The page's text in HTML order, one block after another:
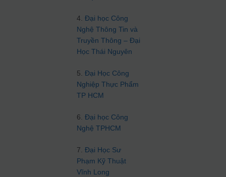
4.Đại học Công
Nghệ Thông Tin và
Truyền Thông – Đại
Học Thái Nguyên
5.Đại Học Công
Nghiệp Thực Phẩm
TP HCM
6.Đại học Công
Nghệ TPHCM
7.Đại Học Sư
Phạm Kỹ Thuật
Vĩnh Long